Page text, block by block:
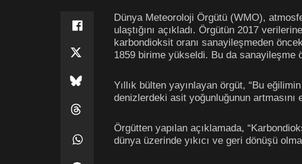
Dünya Meteoroloji Örgütü (WMO),
ulaştığını açıkladı. Örgütün 2017
karbondioksit oranı sanayileşmeden
1859 birime yükseldi. Bu da sanayileşme
Yıllık bülten yayınlayan örgüt, “Bu
denizlerdeki asit yoğunluğunun artmasını
Örgütten yapılan açıklamada,
dünya üzerinde yıkıcı ve geri dönüşü